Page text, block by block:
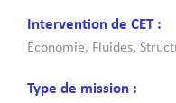
Intervention de CET :
Économie, Fluides,
Type de mission :